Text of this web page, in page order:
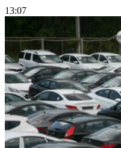
13:07